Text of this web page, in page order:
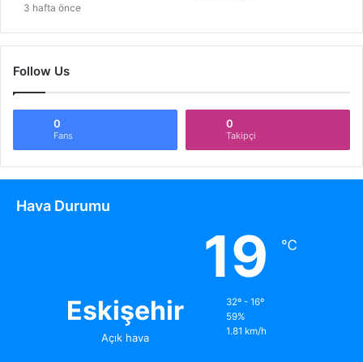
3 hafta önce
Follow Us
0
Fans
0
Takipçi
Hava Durumu
Eskişehir
Açık hava
19 ℃
32º - 16º
59%
1.81 km/h